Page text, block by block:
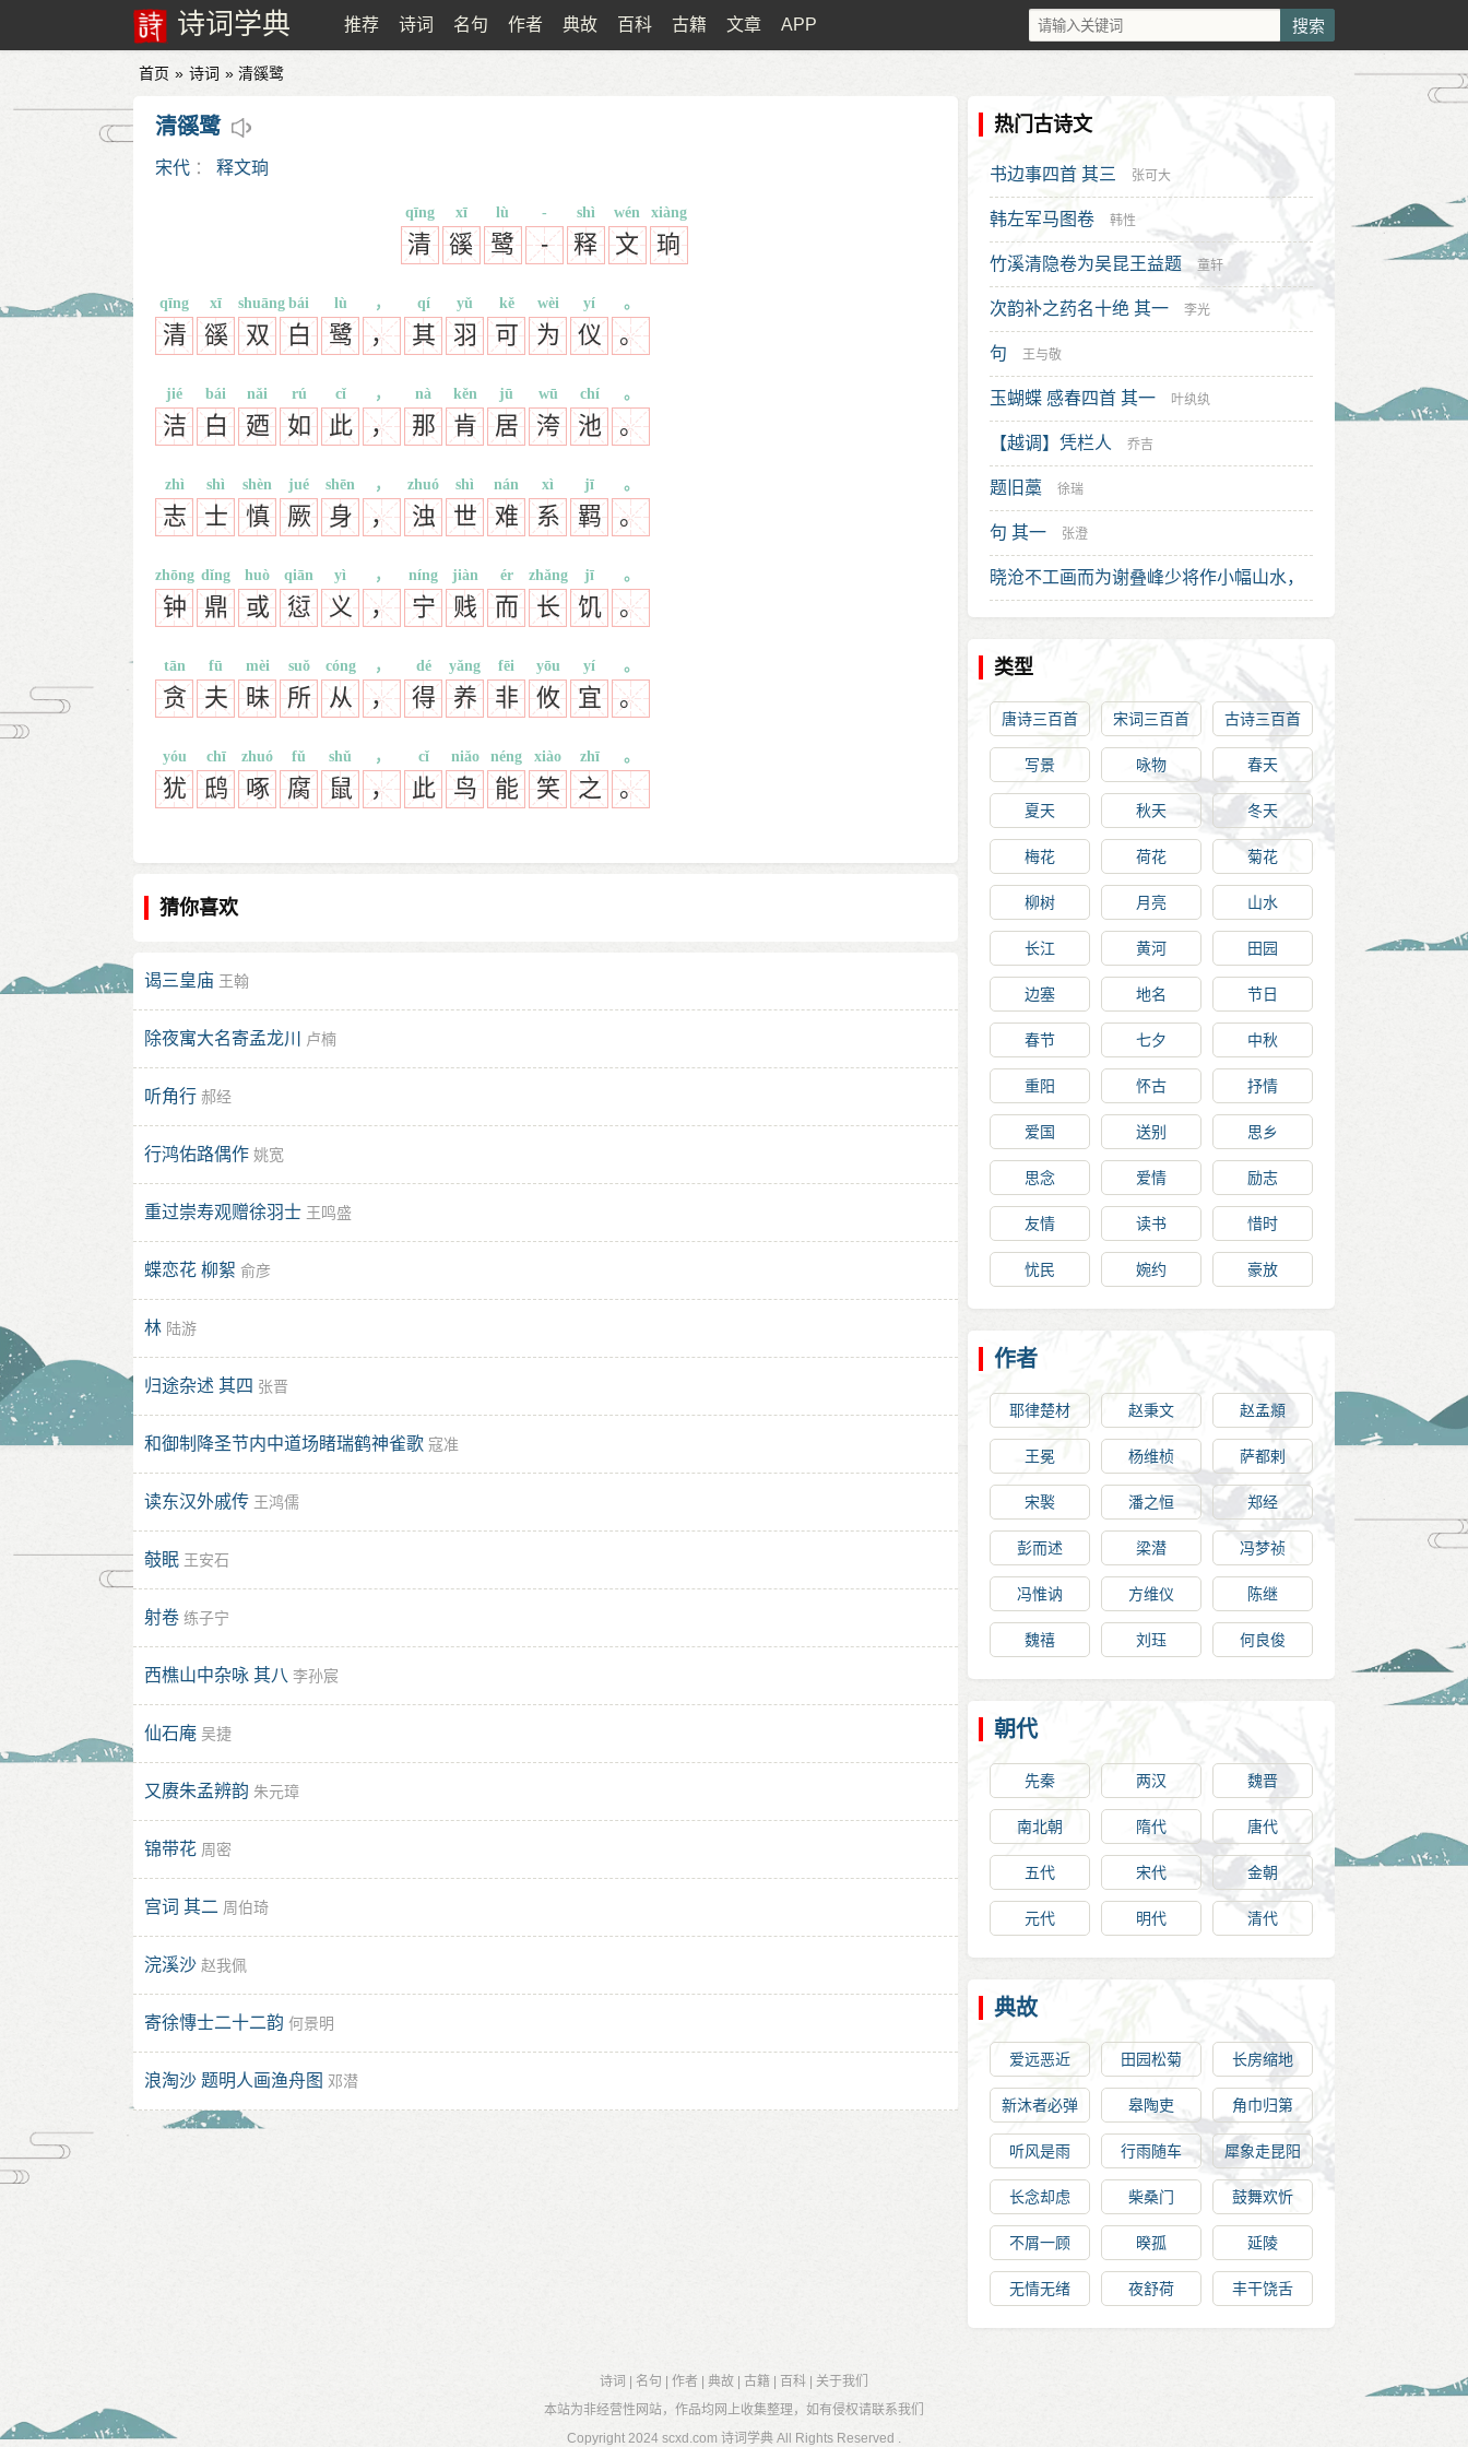
诗词学典 推荐 诗词 名句 作者 典故 百科 古籍 文章 APP
首页 » 诗词 » 清豀鹭
清豀鹭
宋代 ： 释文珦
清
qīng
豀
xī
鹭
lù
-
-
释
shì
文
wén
珦
xiàng
清
qīng
豀
xī
双
shuāng
白
bái
鹭
lù
，
，
其
qí
羽
yǔ
可
kě
为
wèi
仪
yí
。
。
洁
jié
白
bái
廼
nǎi
如
rú
此
cǐ
，
，
那
nà
肯
kěn
居
jū
洿
wū
池
chí
。
。
志
zhì
士
shì
慎
shèn
厥
jué
身
shēn
，
，
浊
zhuó
世
shì
难
nán
系
xì
羁
jī
。
。
钟
zhōng
鼎
dǐng
或
huò
愆
qiān
义
yì
，
，
宁
níng
贱
jiàn
而
ér
长
zhǎng
饥
jī
。
。
贪
tān
夫
fū
昧
mèi
所
suǒ
从
cóng
，
，
得
dé
养
yǎng
非
fēi
攸
yōu
宜
yí
。
。
犹
yóu
鸱
chī
啄
zhuó
腐
fǔ
鼠
shǔ
，
，
此
cǐ
鸟
niǎo
能
néng
笑
xiào
之
zhī
。
。
猜你喜欢
谒三皇庙 王翰
除夜寓大名寄孟龙川 卢楠
听角行 郝经
行鸿佑路偶作 姚宽
重过崇寿观赠徐羽士 王鸣盛
蝶恋花 柳絮 俞彦
林 陆游
归途杂述 其四 张晋
和御制降圣节内中道场睹瑞鹤神雀歌 寇准
读东汉外戚传 王鸿儒
攲眠 王安石
射卷 练子宁
西樵山中杂咏 其八 李孙宸
仙石庵 吴捷
又赓朱孟辨韵 朱元璋
锦带花 周密
宫词 其二 周伯琦
浣溪沙 赵我佩
寄徐慱士二十二韵 何景明
浪淘沙 题明人画渔舟图 邓潜
热门古诗文
书边事四首 其三 张可大
韩左军马图卷 韩性
竹溪清隐卷为吴昆王益题 童轩
次韵补之药名十绝 其一 李光
句 王与敬
玉蝴蝶 感春四首 其一 叶纨纨
【越调】凭栏人 乔吉
题旧藁 徐瑞
句 其一 张澄
晓沧不工画而为谢叠峰少将作小幅山水，
自题诗其上，戏为书此
类型
唐诗三百首 宋词三百首 古诗三百首
写景 咏物 春天
夏天 秋天 冬天
梅花 荷花 菊花
柳树 月亮 山水
长江 黄河 田园
边塞 地名 节日
春节 七夕 中秋
重阳 怀古 抒情
爱国 送别 思乡
思念 爱情 励志
友情 读书 惜时
忧民 婉约 豪放
作者
耶律楚材 赵秉文 赵孟頫
王冕 杨维桢 萨都剌
宋褧 潘之恒 郑经
彭而述 梁潜 冯梦祯
冯惟讷 方维仪 陈继
魏禧 刘珏 何良俊
朝代
先秦 两汉 魏晋
南北朝 隋代 唐代
五代 宋代 金朝
元代 明代 清代
典故
爱远恶近 田园松菊 长房缩地
新沐者必弹
冠，新浴者必
振衣
皋陶吏 角巾归第
听风是雨 行雨随车 犀象走昆阳
长念却虑 柴桑门 鼓舞欢忻
不屑一顾 暌孤 延陵
无情无绪 夜舒荷 丰干饶舌
诗词 名句 作者 典故 古籍 百科
关于我们
本站为非经营性网站，作品均网上收集整理，如有侵权请联系我们
Copyright 2024 scxd.com 诗词学典 All Rights Reserved .